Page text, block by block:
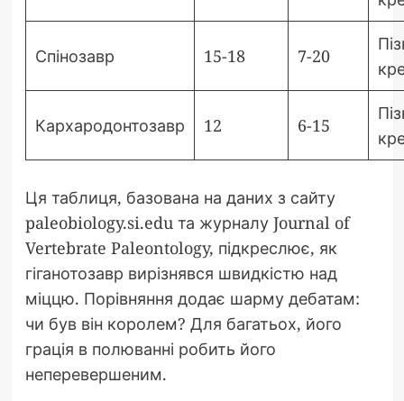
Спінозавр 15-18 7-20
Кархародонтозавр 12 6-15
Ця таблиця, базована на даних з сайту
paleobiology.si.edu та журналу Journal of
Vertebrate Paleontology, підкреслює, як
гіганотозавр вирізнявся швидкістю над
міццю. Порівняння додає шарму дебатам:
чи був він королем? Для багатьох, його
грація в полюванні робить його
неперевершеним.